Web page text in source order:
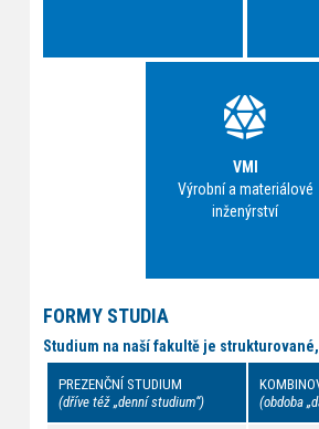
VMI
Výrobní a materiálové
inženýrství
FORMY STUDIA
Studium na naší fakultě je
PREZENČNÍ STUDIUM
(dříve též „denní studium“)
(obdoba